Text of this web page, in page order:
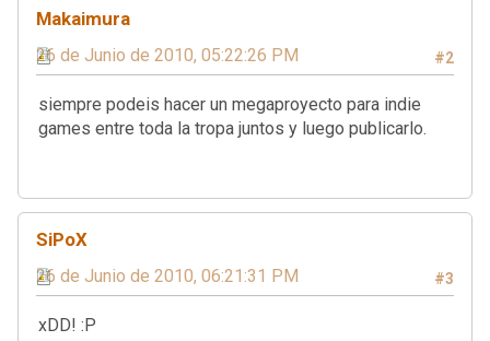
Makaimura
#2
26 de Junio de 2010, 05:22:26 PM
siempre podeis hacer un megaproyecto para indie
games entre toda la tropa juntos y luego publicarlo.
SiPoX
#3
26 de Junio de 2010, 06:21:31 PM
xDD! :P